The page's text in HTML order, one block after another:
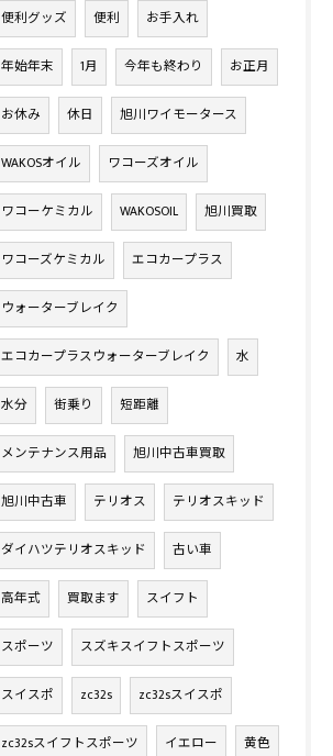
便利グッズ 便利 お手入れ
年始年末 1月 今年も終わり お正月
お休み 休日 旭川ワイモータース
WAKOSオイル ワコーズオイル
ワコーケミカル WAKOSOIL 旭川買取
ワコーズケミカル エコカープラス
ウォーターブレイク
エコカープラスウォーターブレイク 水
水分 街乗り 短距離
メンテナンス用品 旭川中古車買取
旭川中古車 テリオス テリオスキッド
ダイハツテリオスキッド 古い車
高年式 買取ます スイフト
スポーツ スズキスイフトスポーツ
スイスポ zc32s zc32sスイスポ
zc32sスイフトスポーツ イエロー 黄色